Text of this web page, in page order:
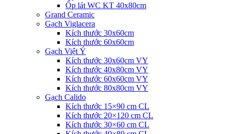
Ốp lát WC KT 40x80cm
Grand Ceramic
Gạch Viglacera
Kích thước 30x60cm
Kích thước 60x60cm
Gạch Việt Ý
Kích thước 30x60cm VY
Kích thước 40x80cm VY
Kích thước 60x60cm VY
Kích thước 80x80cm VY
Gạch Calido
Kích thước 15×90 cm CL
Kích thước 20×120 cm CL
Kích thước 30×60 cm CL